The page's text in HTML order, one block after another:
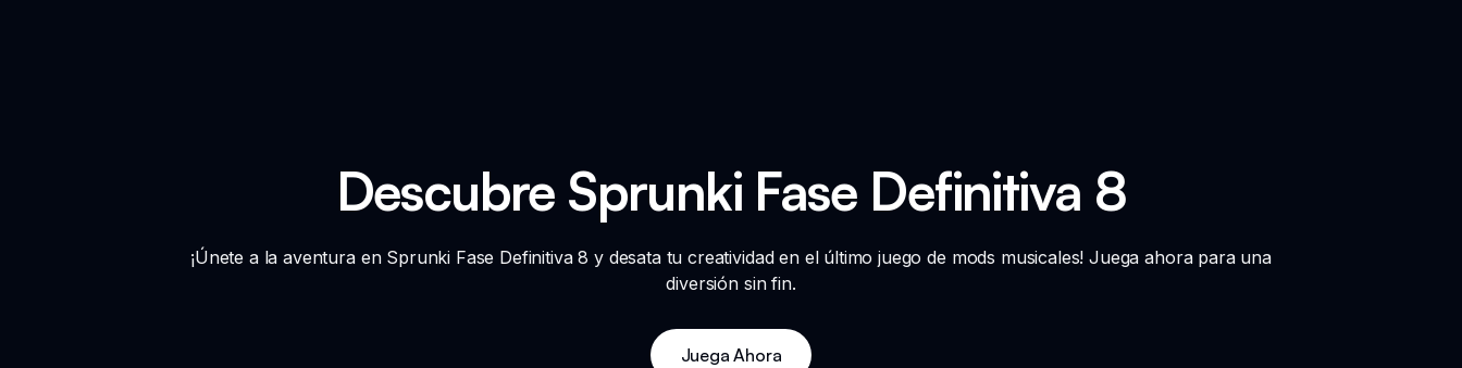
Descubre Sprunki Fase Definitiva 8
¡Únete a la aventura en Sprunki Fase Definitiva 8 y desata tu creatividad en el último juego de mods musicales! Juega ahora para una
diversión sin fin.
Juega Ahora